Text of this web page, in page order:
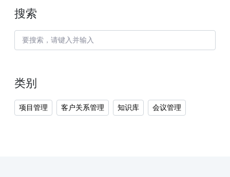
搜索
类别
项目管理 客户关系管理 知识库 会议管理